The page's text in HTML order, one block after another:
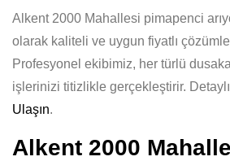
Alkent 2000 Mahallesi pimapenci
olarak kaliteli ve uygun fiyatlı
Profesyonel ekibimiz, her türlü
işlerinizi titizlikle gerçekleştirir.
Ulaşın.
Alkent 2000